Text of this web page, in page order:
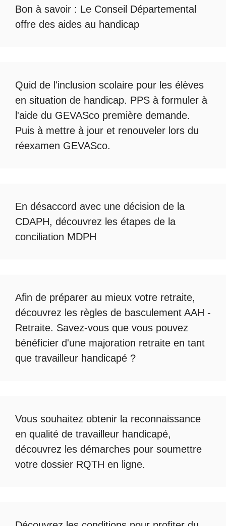
Bon à savoir : Le Conseil Départemental
offre des aides au handicap
Quid de l'inclusion scolaire pour les élèves
en situation de handicap. PPS à formuler à
l'aide du GEVASco première demande.
Puis à mettre à jour et renouveler lors du
réexamen GEVASco.
En désaccord avec une décision de la
CDAPH, découvrez les étapes de la
conciliation MDPH
Afin de préparer au mieux votre retraite,
découvrez les règles de basculement AAH -
Retraite. Savez-vous que vous pouvez
bénéficier d'une majoration retraite en tant
que travailleur handicapé ?
Vous souhaitez obtenir la reconnaissance
en qualité de travailleur handicapé,
découvrez les démarches pour soumettre
votre dossier RQTH en ligne.